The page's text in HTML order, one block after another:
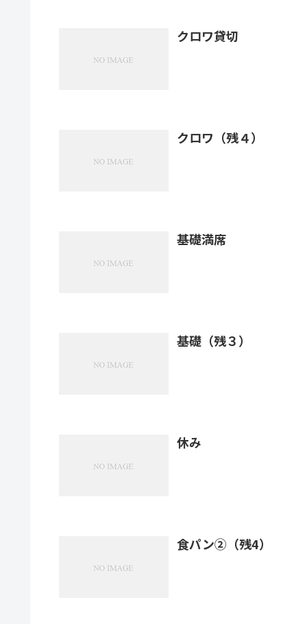
クロワ貸切
クロワ（残４）
基礎満席
基礎（残３）
休み
食パン②（残4）